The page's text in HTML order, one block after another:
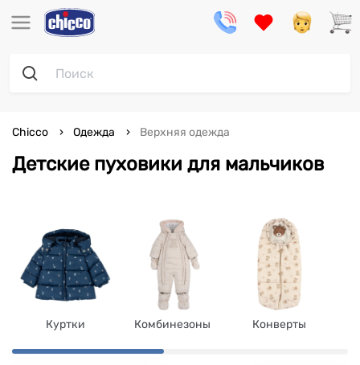
Детские пуховики для мальчиков
Chicco Одежда Верхняя одежда
Куртки Комбинезоны Конверты